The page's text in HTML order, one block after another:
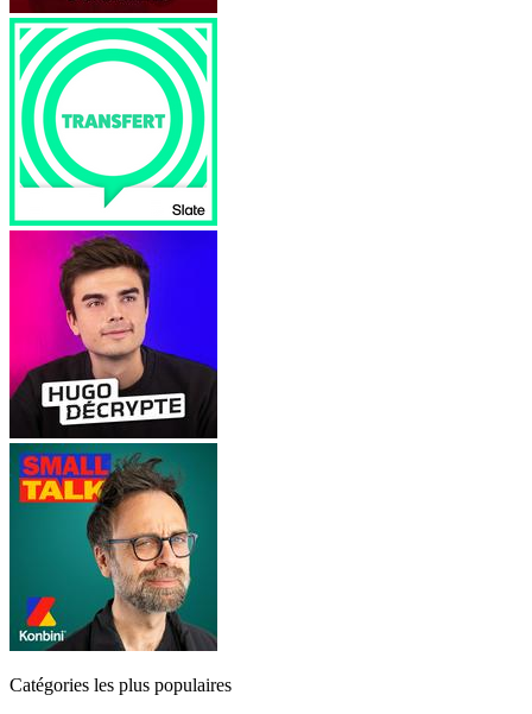
Catégories les plus populaires